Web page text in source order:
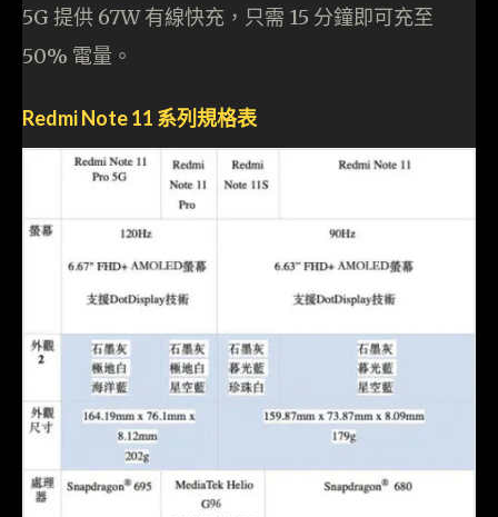
5G 提供 67W 有線快充，只需 15 分鐘即可充至
50% 電量。
Redmi Note 11 系列規格表